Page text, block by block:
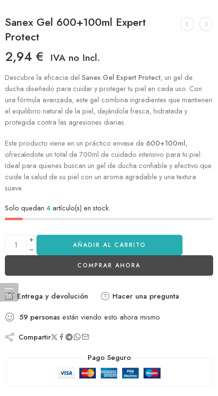
Sanex Gel 600+100ml Expert
Protect
2,94 € IVA no Incl.
Descubre la eficacia del Sanex Gel Expert Protect, un gel de
ducha diseñado para cuidar y proteger tu piel en cada uso. Con
una fórmula avanzada, este gel combina ingredientes que mantienen
el equilibrio natural de la piel, dejándola fresca, hidratada y
protegida contra las agresiones diarias.
Este producto viene en un práctico envase de 600+100ml,
ofreciéndote un total de 700ml de cuidado intensivo para tu piel.
Ideal para quienes buscan un gel de ducha confiable y efectivo que
cuide la salud de su piel con un aroma agradable y una textura
suave.
Solo quedan 4artículo(s) en stock.
AÑADIR AL CARRITO
COMPRAR AHORA
Entrega y devolución
Hacer una pregunta
59 personas están viendo esto ahora mismo
Compartir
Pago Seguro